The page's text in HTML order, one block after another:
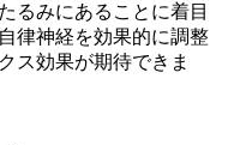
るみにあることに着目
律神経を効果的に調整
ス効果が期待できま